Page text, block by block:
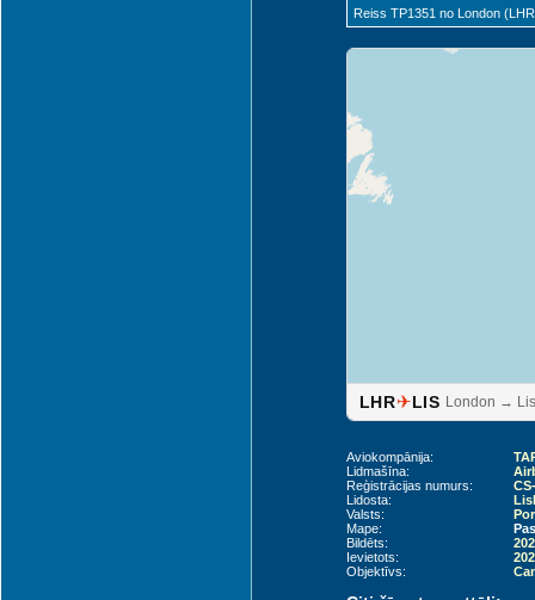
Reiss TP1351 no London
LHR✈LIS London →
Aviokompānija:
Lidmašīna:
Reģistrācijas numurs:
Lidosta:
Valsts:
Mape:
Bildēts:
Ievietots:
Objektīvs: